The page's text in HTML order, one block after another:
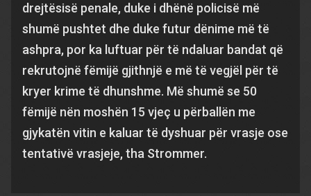
drejtësisë penale, duke i dhënë policisë më
shumë pushtet dhe duke futur dënime më të
ashpra, por ka luftuar për të ndaluar bandat që
rekrutojnë fëmijë gjithnjë e më të vegjël për të
kryer krime të dhunshme. Më shumë se 50
fëmijë nën moshën 15 vjeç u përballën me
gjykatën vitin e kaluar të dyshuar për vrasje ose
tentativë vrasjeje, tha Strommer.